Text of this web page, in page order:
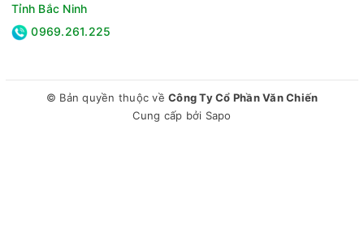
Tỉnh Bắc Ninh
0969.261.225
© Bản quyền thuộc về Công Ty Cổ Phần Văn Chiến
Cung cấp bởi Sapo